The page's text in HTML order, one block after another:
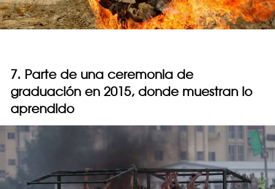
7. Parte de una ceremonia de
graduación en 2015, donde muestran lo
aprendido